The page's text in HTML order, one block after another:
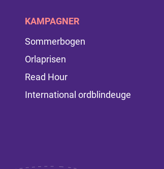
KAMPAGNER
Sommerbogen
Orlaprisen
Read Hour
International ordblindeuge